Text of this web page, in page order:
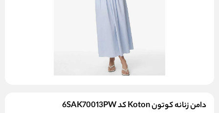
دامن زنانه کوتون Koton کد 6SAK70013PW